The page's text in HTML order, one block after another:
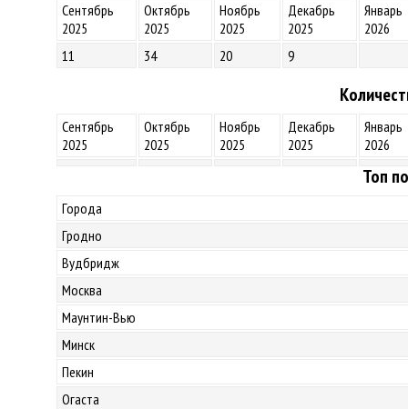
Сентябрь
2025
Октябрь
2025
Ноябрь
2025
Декабрь
2025
Январь
2026
11
34 20 9
Сентябрь
2025
Октябрь
2025
Ноябрь
2025
Декабрь
2025
Январь
2026
Топ
Города
Гродно
Вудбридж
Москва
Маунтин-Вью
Минск
Пекин
Огаста